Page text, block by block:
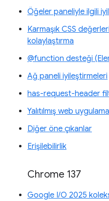
Öğeler paneliyle ilgili
Karmaşık CSS
kolaylaştırma
@function desteği
Ağ paneli iyileştirmeleri
has-request-header
Yalıtılmış web
Diğer öne çıkanlar
Erişilebilirlik
Chrome 137
Google I/O 2025